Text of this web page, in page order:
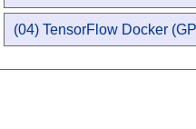
(04) TensorFlow Docker